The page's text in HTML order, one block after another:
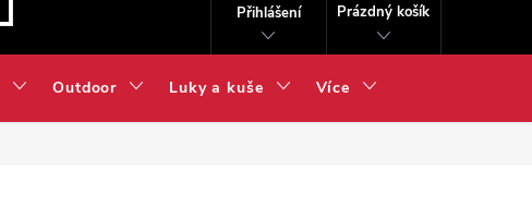
Přihlášení
Prázdný košík
Outdoor Luky a kuše Více